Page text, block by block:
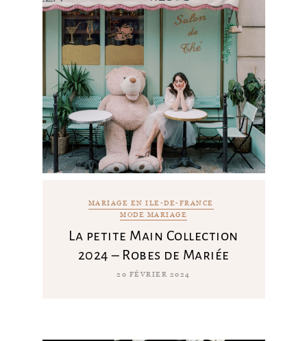
MARIAGE EN ILE-DE-FRANCE
MODE MARIAGE
La petite Main Collection
2024 – Robes de Mariée
20 FÉVRIER 2024